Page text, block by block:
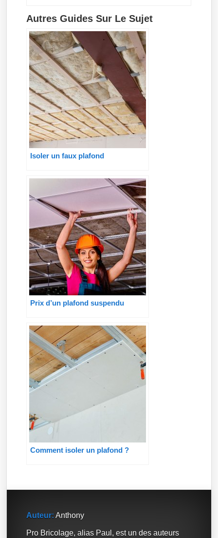
Autres Guides Sur Le Sujet
Isoler un faux plafond
Prix d’un plafond suspendu
Comment isoler un plafond ?
Auteur: Anthony
Pro Bricolage, alias Paul, est un des auteurs